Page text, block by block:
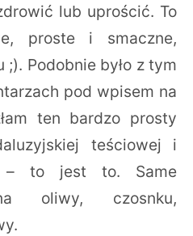
lub uprościć. To
proste i smaczne,
Podobnie było z tym
pod wpisem na
ten bardzo prosty
teściowej i
– to jest to. Same
oliwy, czosnku,